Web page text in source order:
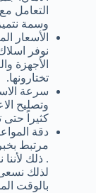
التعامل
وسمة
الأسعار
نوفر
الأجهزة
تختارونها.
سرعة
وتصليح
كثيراً
دقة
مرتبط
. ذلك
لذلك نسعى
بالوقت